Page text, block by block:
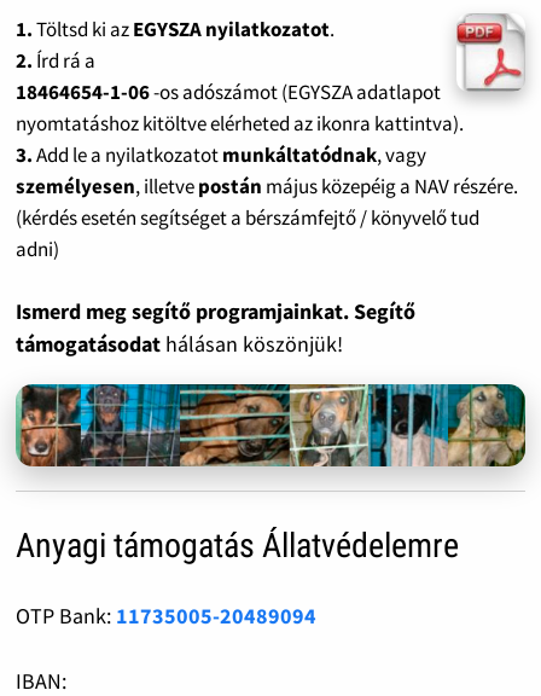
1.Töltsd ki azEGYSZA nyilatkozatot.
2. Írd rá a
18464654-1-06-os adószámot (EGYSZA adatlapot
nyomtatáshoz kitöltve elérheted az ikonra kattintva).
3.Add le a nyilatkozatotmunkáltatódnak, vagy
személyesen, illetvepostán május közepéig a NAV részére.
(kérdés esetén segítséget a bérszámfejtő / könyvelő tud
adni)
Ismerd meg segítő programjainkat. Segítő
támogatásodat hálásan köszönjük!
Anyagi támogatás Állatvédelemre
OTP Bank: 11735005-20489094
IBAN: